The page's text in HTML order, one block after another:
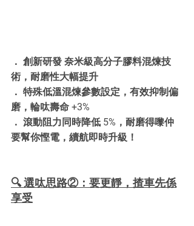
． 創新研發 奈米級高分子膠料混煉技
術，耐磨性大幅提升
． 特殊低溫混煉參數設定，有效抑制偏
磨，輪呔壽命 +3%
． 滾動阻力同時降低 5%，耐磨得嚟仲
要幫你慳電，續航即時升級！
🔍 選呔思路②：要更靜，揸車先係
享受